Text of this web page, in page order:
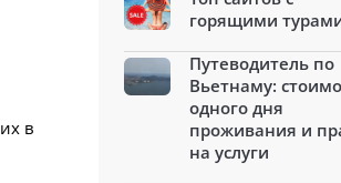
в
горящими
Путеводитель по
Вьетнаму:
одного дня
проживания и
на услуги